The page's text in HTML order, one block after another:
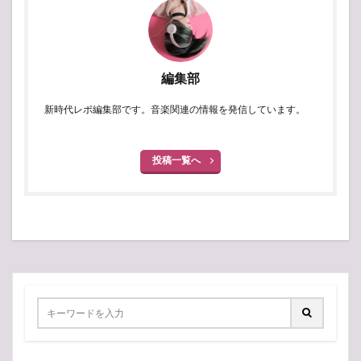
編集部
新時代レポ編集部です。音楽関連の情報を発信しています。
投稿一覧へ